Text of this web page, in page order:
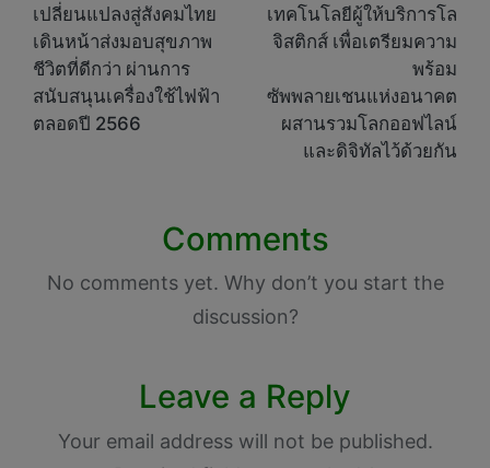
เปลี่ยนแปลงสู่สังคมไทย
เดินหน้าส่งมอบสุขภาพ
ชีวิตที่ดีกว่า ผ่านการ
สนับสนุนเครื่องใช้ไฟฟ้า
ตลอดปี 2566
เทคโนโลยีผู้ให้บริการโล
จิสติกส์ เพื่อเตรียมความ
พร้อม
ซัพพลายเชนแห่งอนาคต
ผสานรวมโลกออฟไลน์
และดิจิทัลไว้ด้วยกัน
Comments
No comments yet. Why don’t you start the
discussion?
Leave a Reply
Your email address will not be published.